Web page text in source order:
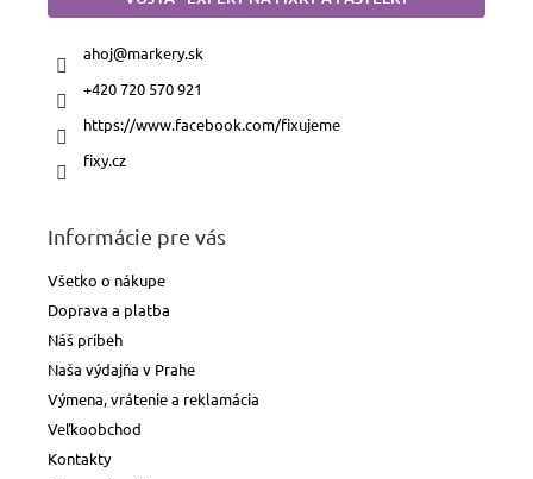
ahoj@markery.sk
+420 720 570 921
https://www.facebook.com/fixujeme
fixy.cz
Informácie pre vás
Všetko o nákupe
Doprava a platba
Náš príbeh
Naša výdajňa v Prahe
Výmena, vrátenie a reklamácia
Veľkoobchod
Kontakty